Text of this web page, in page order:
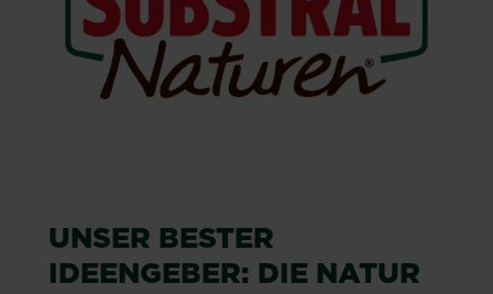
UNSER BESTER
IDEENGEBER: DIE NATUR